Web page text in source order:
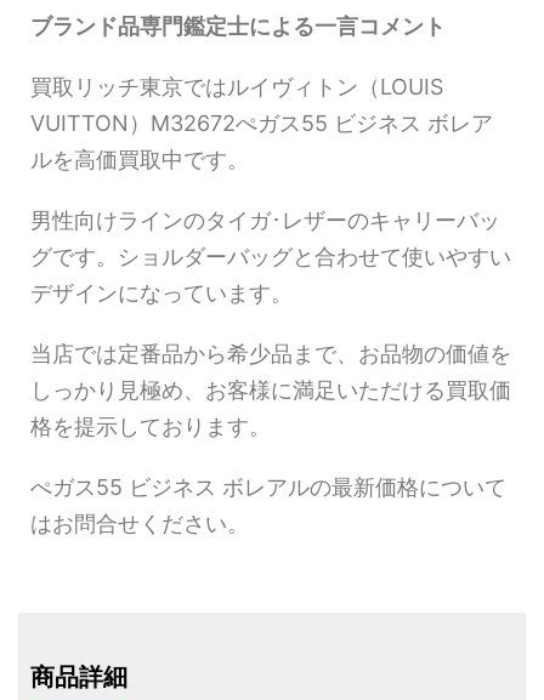
ブランド品専門鑑定士による一言コメント
買取リッチ東京ではルイヴィトン（LOUIS
VUITTON）M32672ぺガス55 ビジネス ボレア
ルを高価買取中です。
男性向けラインのタイガ･レザーのキャリーバッ
グです。ショルダーバッグと合わせて使いやすい
デザインになっています。
当店では定番品から希少品まで、お品物の価値を
しっかり見極め、お客様に満足いただける買取価
格を提示しております。
ぺガス55 ビジネス ボレアルの最新価格について
はお問合せください。
商品詳細